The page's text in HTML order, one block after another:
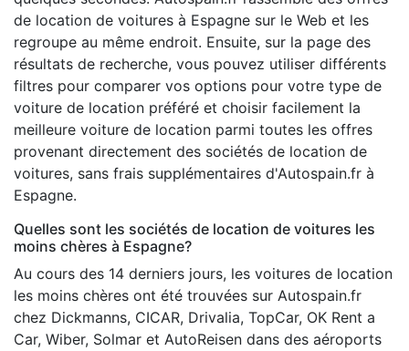
de location de voitures à Espagne sur le Web et les
regroupe au même endroit. Ensuite, sur la page des
résultats de recherche, vous pouvez utiliser différents
filtres pour comparer vos options pour votre type de
voiture de location préféré et choisir facilement la
meilleure voiture de location parmi toutes les offres
provenant directement des sociétés de location de
voitures, sans frais supplémentaires d'Autospain.fr à
Espagne.
Quelles sont les sociétés de location de voitures les
moins chères à Espagne?
Au cours des 14 derniers jours, les voitures de location
les moins chères ont été trouvées sur Autospain.fr
chez Dickmanns, CICAR, Drivalia, TopCar, OK Rent a
Car, Wiber, Solmar et AutoReisen dans des aéroports